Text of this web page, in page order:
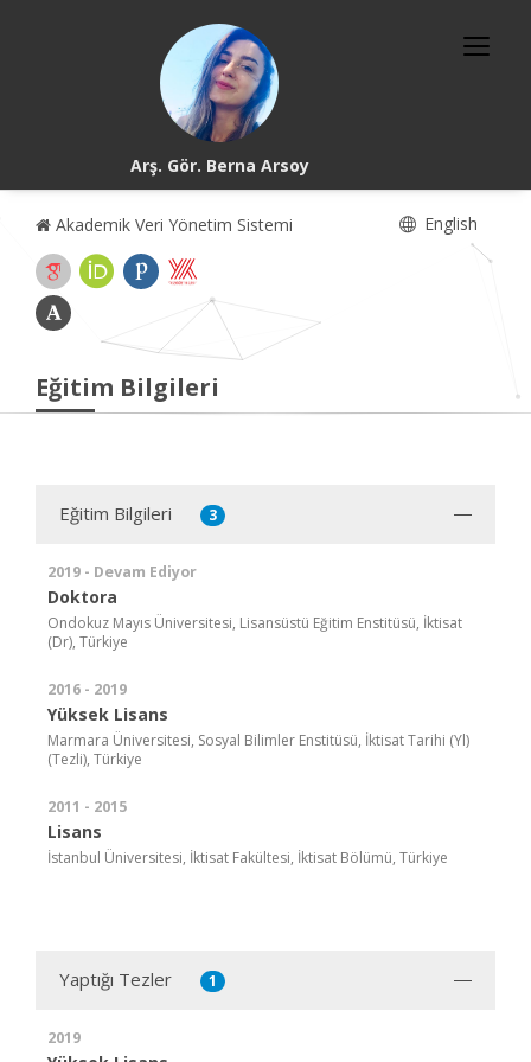
Arş. Gör. Berna Arsoy
Akademik Veri Yönetim Sistemi English
Eğitim Bilgileri
Eğitim Bilgileri 3
2019 - Devam Ediyor
Doktora
Ondokuz Mayıs Üniversitesi, Lisansüstü Eğitim Enstitüsü, İktisat
(Dr), Türkiye
2016 - 2019
Yüksek Lisans
Marmara Üniversitesi, Sosyal Bilimler Enstitüsü, İktisat Tarihi (Yl)
(Tezli), Türkiye
2011 - 2015
Lisans
İstanbul Üniversitesi, İktisat Fakültesi, İktisat Bölümü, Türkiye
Yaptığı Tezler 1
2019